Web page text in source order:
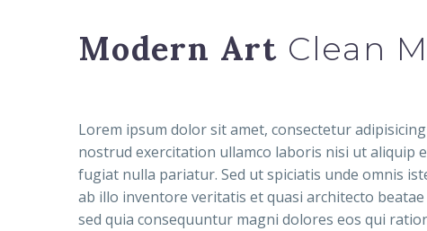
Modern Art Clean
Lorem ipsum dolor sit amet, consectetur
nostrud exercitation ullamco laboris nisi ut aliquip
fugiat nulla pariatur. Sed ut spiciatis unde omnis
ab illo inventore veritatis et quasi architecto
sed quia consequuntur magni dolores eos qui